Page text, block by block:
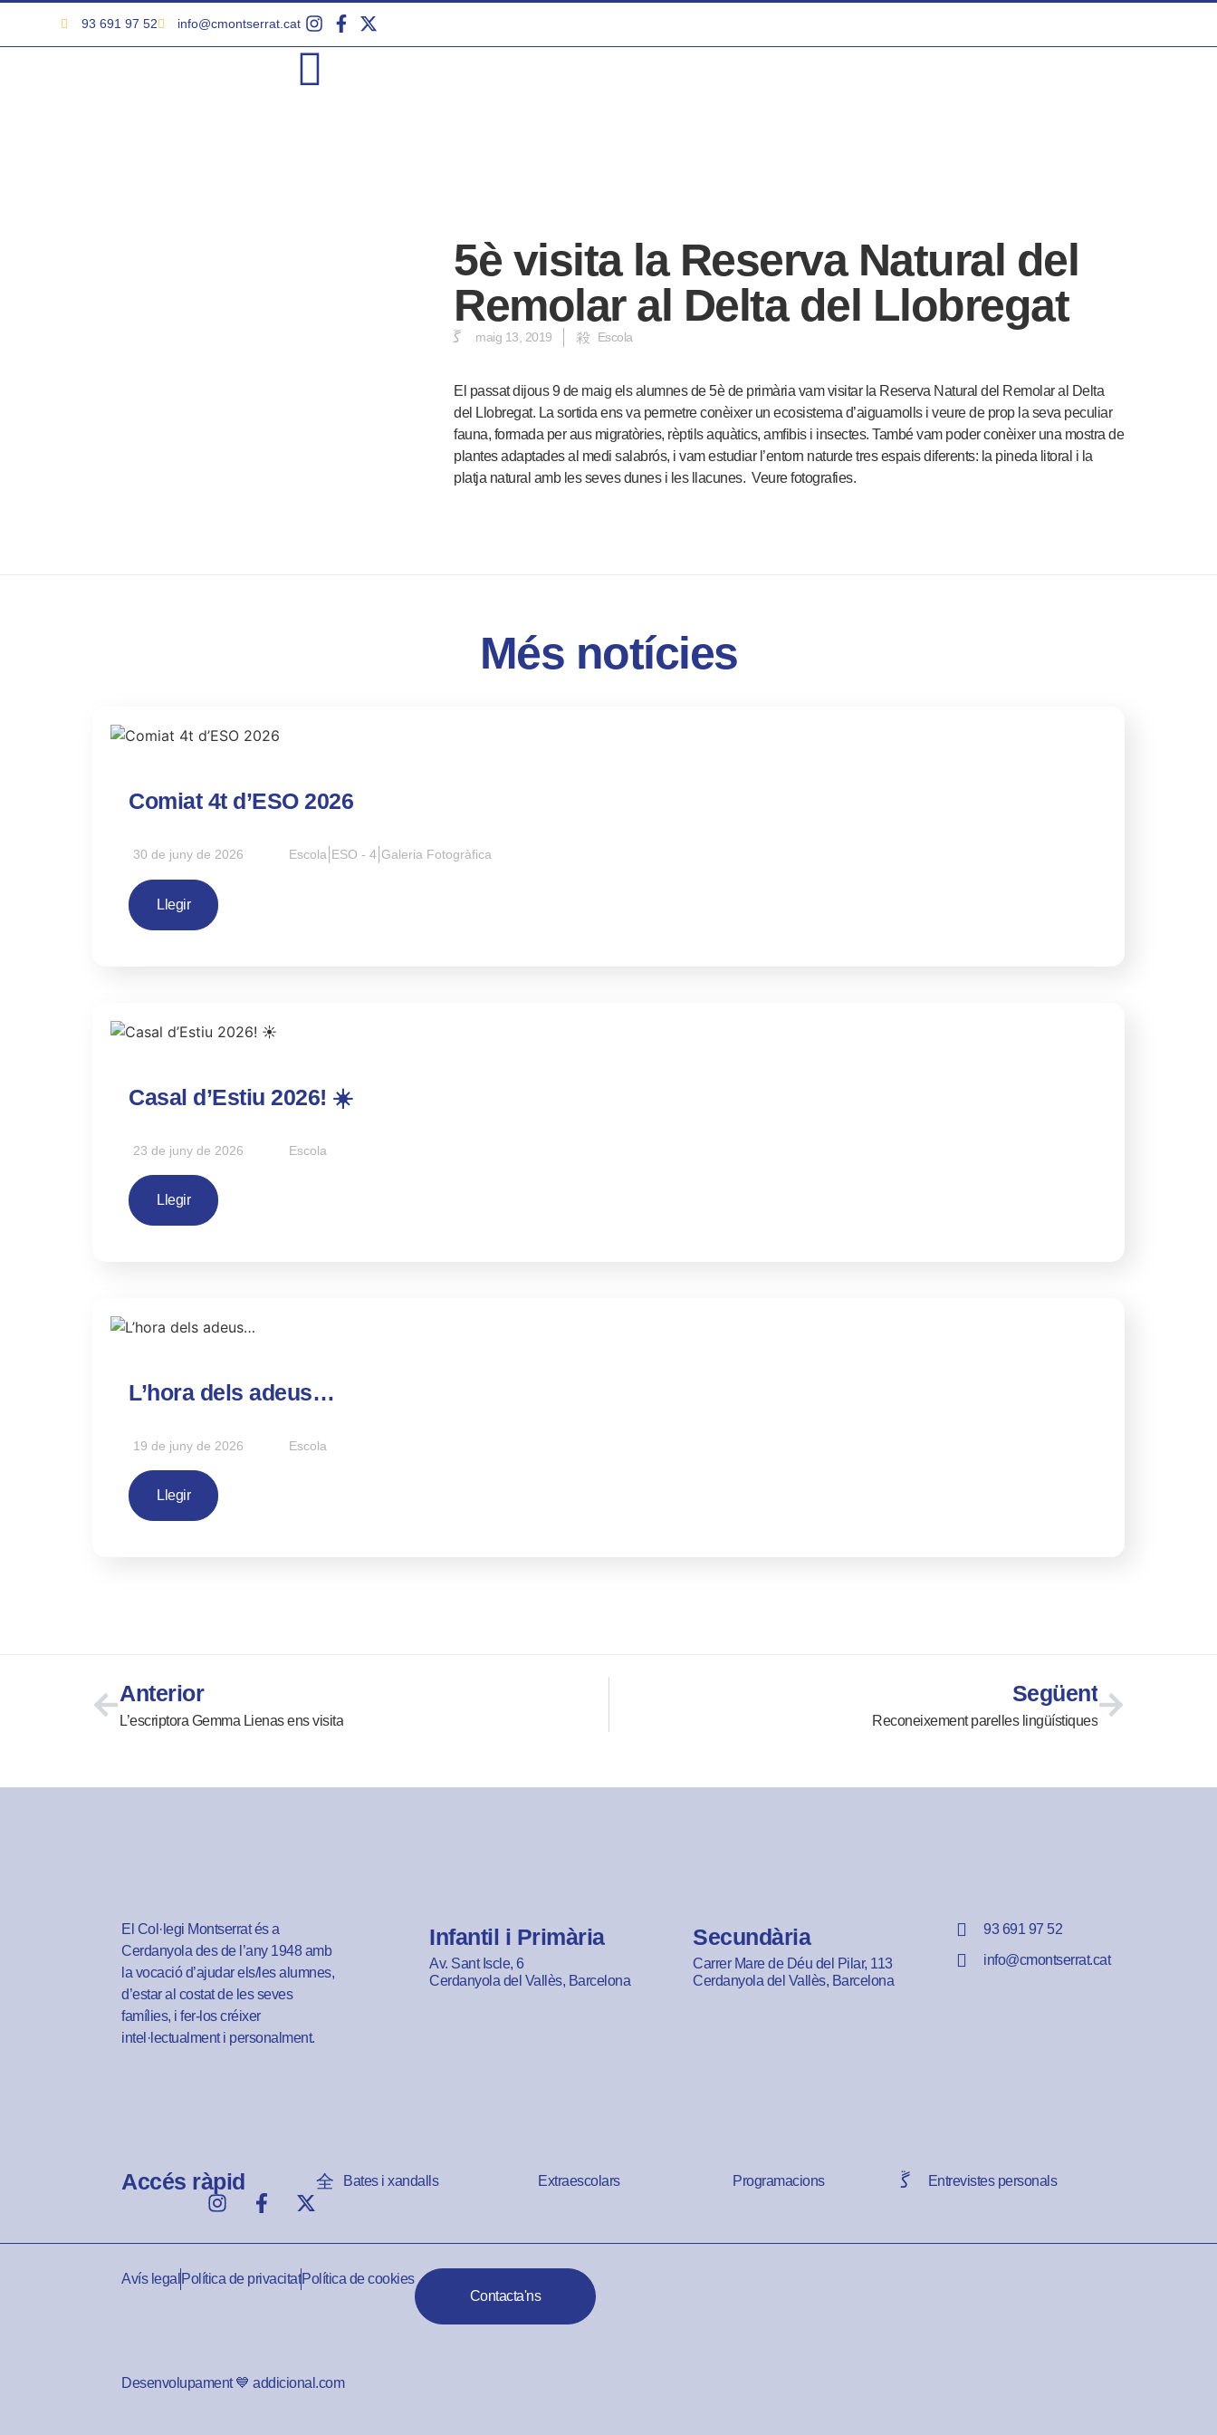
93 691 97 52 info@cmontserrat.cat
5è visita la Reserva Natural del
Remolar al Delta del Llobregat
maig 13, 2019 Escola
El passat dijous 9 de maig els alumnes de 5è de primària vam visitar la Reserva Natural del Remolar al Delta
del Llobregat. La sortida ens va permetre conèixer un ecosistema d’aiguamolls i veure de prop la seva peculiar
fauna, formada per aus migratòries, rèptils aquàtics, amfibis i insectes. També vam poder conèixer una mostra de
plantes adaptades al medi salabrós, i vam estudiar l’entorn naturde tres espais diferents: la pineda litoral i la
platja natural amb les seves dunes i les llacunes. Veure fotografies.
Més notícies
Comiat 4t d’ESO 2026
30 de juny de 2026 Escola ESO - 4 Galeria Fotogràfica
Llegir
Casal d’Estiu 2026! ☀️
23 de juny de 2026 Escola
Llegir
L’hora dels adeus…
19 de juny de 2026 Escola
Llegir
Anterior
L’escriptora Gemma Lienas ens visita
Següent
Reconeixement parelles lingüístiques
El Col·legi Montserrat és a
Cerdanyola des de l’any 1948 amb
la vocació d’ajudar els/les alumnes,
d’estar al costat de les seves
famílies, i fer-los créixer
intel·lectualment i personalment.
Infantil i Primària
Av. Sant Iscle, 6
Cerdanyola del Vallès, Barcelona
Secundària
Carrer Mare de Déu del Pilar, 113
Cerdanyola del Vallès, Barcelona
93 691 97 52
info@cmontserrat.cat
Accés ràpid Bates i xandalls Extraescolars Programacions Entrevistes personals
Avís legal Política de privacitatPolítica de cookies
Contacta'ns
Desenvolupament 💙 addicional.com